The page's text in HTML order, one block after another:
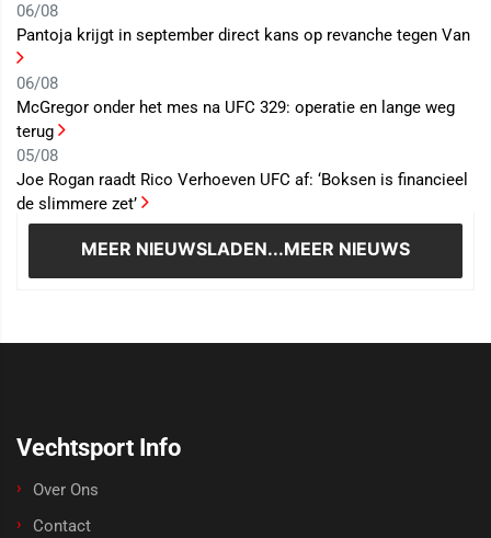
06/08
Pantoja krijgt in september direct kans op revanche tegen Van
06/08
McGregor onder het mes na UFC 329: operatie en lange weg
terug
05/08
Joe Rogan raadt Rico Verhoeven UFC af: ‘Boksen is financieel
de slimmere zet’
MEER NIEUWSLADEN...MEER NIEUWS
Vechtsport Info
Over Ons
Contact